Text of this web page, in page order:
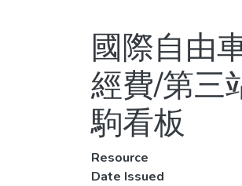
國際自由
經費/第三
駒看板
Resource
Date Issued